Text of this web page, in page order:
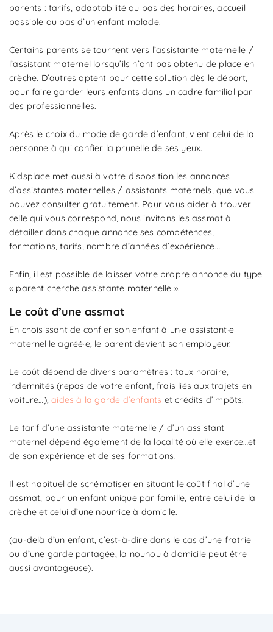
parents : tarifs, adaptabilité ou pas des horaires, accueil
possible ou pas d’un enfant malade.
Certains parents se tournent vers l’assistante maternelle /
l’assistant maternel lorsqu’ils n’ont pas obtenu de place en
crèche. D’autres optent pour cette solution dès le départ,
pour faire garder leurs enfants dans un cadre familial par
des professionnelles.
Après le choix du mode de garde d’enfant, vient celui de la
personne à qui confier la prunelle de ses yeux.
Kidsplace met aussi à votre disposition les annonces
d’assistantes maternelles / assistants maternels, que vous
pouvez consulter gratuitement. Pour vous aider à trouver
celle qui vous correspond, nous invitons les assmat à
détailler dans chaque annonce ses compétences,
formations, tarifs, nombre d’années d’expérience…
Enfin, il est possible de laisser votre propre annonce du type
« parent cherche assistante maternelle ».
Le coût d’une assmat
En choisissant de confier son enfant à un·e assistant·e
maternel·le agréé·e, le parent devient son employeur.
Le coût dépend de divers paramètres : taux horaire,
indemnités (repas de votre enfant, frais liés aux trajets en
voiture…),aides à la garde d’enfants et crédits d’impôts.
Le tarif d’une assistante maternelle / d’un assistant
maternel dépend également de la localité où elle exerce…et
de son expérience et de ses formations.
Il est habituel de schématiser en situant le coût final d’une
assmat, pour un enfant unique par famille, entre celui de la
crèche et celui d’une nourrice à domicile.
(au-delà d’un enfant, c’est-à-dire dans le cas d’une fratrie
ou d’une garde partagée, la nounou à domicile peut être
aussi avantageuse).